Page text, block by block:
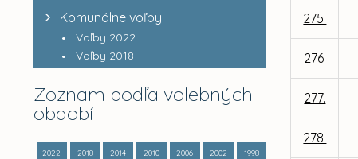
Komunálne voľby
Voľby 2022
Voľby 2018
Zoznam podľa volebných
období
2022
2018
2014
2010
2006
2002
1998
275.
276.
277.
278.